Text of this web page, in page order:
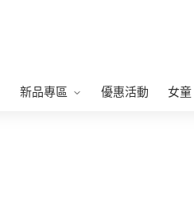
新品專區 優惠活動 女童